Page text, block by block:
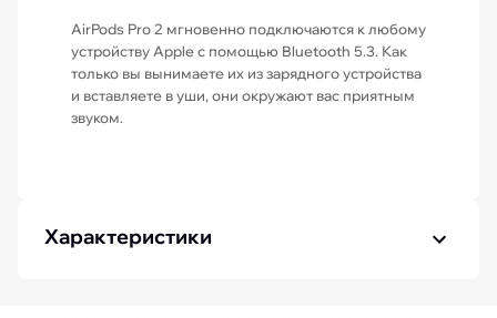
AirPods Pro 2 мгновенно подключаются к любому
устройству Apple с помощью Bluetooth 5.3. Как
только вы вынимаете их из зарядного устройства
и вставляете в уши, они окружают вас приятным
звуком.
Характеристики